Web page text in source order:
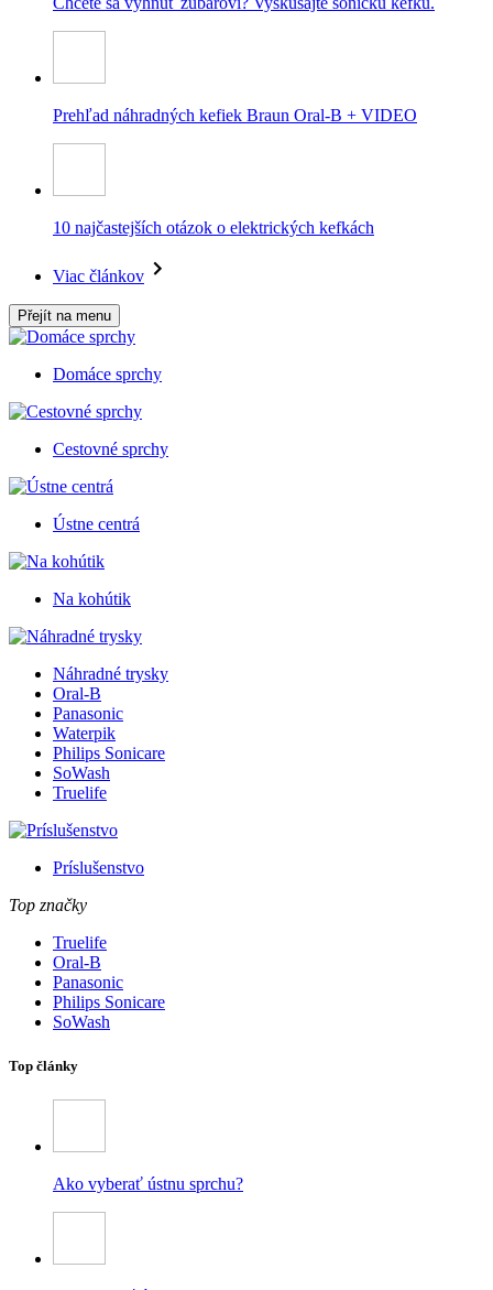
Prehľad náhradných kefiek Braun Oral-B + VIDEO
10 najčastejších otázok o elektrických kefkách
Viac článkov
Přejít na menu
Domáce sprchy
Cestovné sprchy
Ústne centrá
Na kohútik
Náhradné trysky
Oral-B
Panasonic
Waterpik
Philips Sonicare
SoWash
Truelife
Príslušenstvo
Top značky
Truelife
Oral-B
Panasonic
Philips Sonicare
SoWash
Top články
Ako vyberať ústnu sprchu?